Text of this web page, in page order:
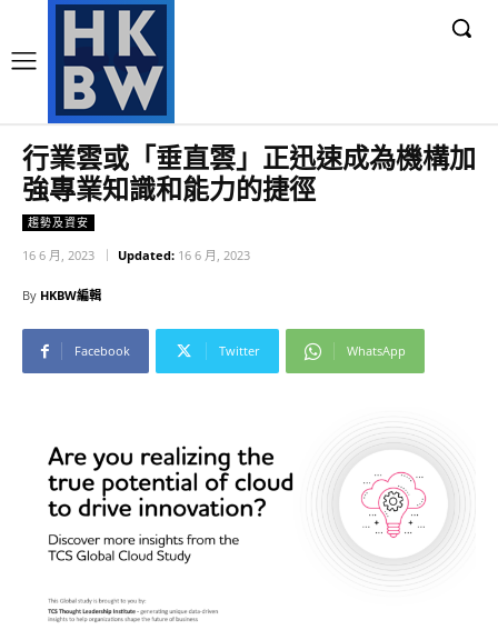
行業雲或「垂直雲」正迅速成為機構加
強專業知識和能力的捷徑
趨勢及資安
16 6 月, 2023 Updated: 16 6 月, 2023
By HKBW編輯
Facebook Twitter WhatsApp